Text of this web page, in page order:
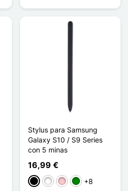
Stylus para Samsung
Galaxy S10 / S9 Series
con 5 minas
16,99 €
NegroBlancoRosaVerde
+8